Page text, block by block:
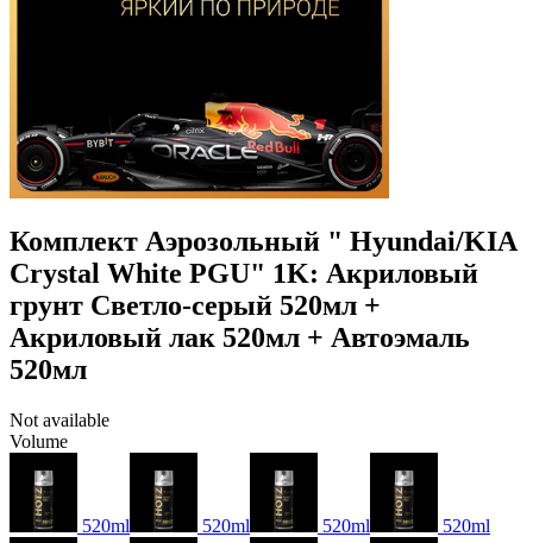
Комплект Аэрозольный " Hyundai/KIA
Crystal White PGU" 1K: Акриловый
грунт Светло-серый 520мл +
Акриловый лак 520мл + Автоэмаль
520мл
Not available
Volume
520ml 520ml 520ml 520ml